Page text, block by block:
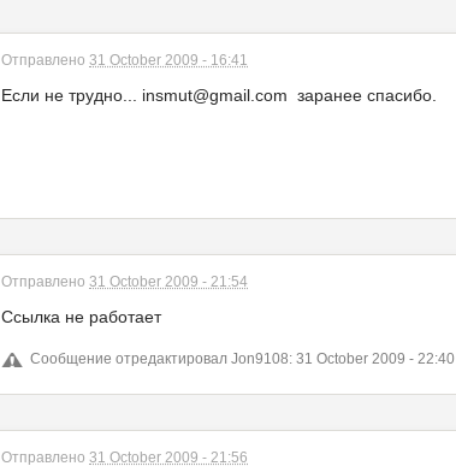
Отправлено 31 October 2009 - 16:41
Если не трудно... insmut@gmail.com заранее спасибо.
Отправлено 31 October 2009 - 21:54
Ссылка не работает
Сообщение отредактировал Jon9108: 31 October 2009 - 22:40
Отправлено 31 October 2009 - 21:56